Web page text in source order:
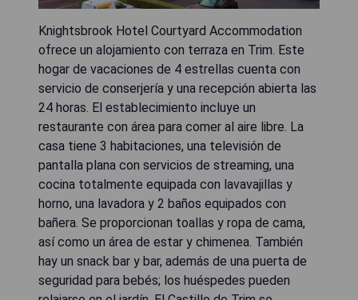
Knightsbrook Hotel Courtyard Accommodation
ofrece un alojamiento con terraza en Trim. Este
hogar de vacaciones de 4 estrellas cuenta con
servicio de conserjería y una recepción abierta las
24 horas. El establecimiento incluye un
restaurante con área para comer al aire libre. La
casa tiene 3 habitaciones, una televisión de
pantalla plana con servicios de streaming, una
cocina totalmente equipada con lavavajillas y
horno, una lavadora y 2 baños equipados con
bañera. Se proporcionan toallas y ropa de cama,
así como un área de estar y chimenea. También
hay un snack bar y bar, además de una puerta de
seguridad para bebés; los huéspedes pueden